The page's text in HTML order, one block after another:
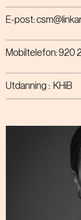
E-post:
Mobiltelefon: 920
Utdanning KHiB